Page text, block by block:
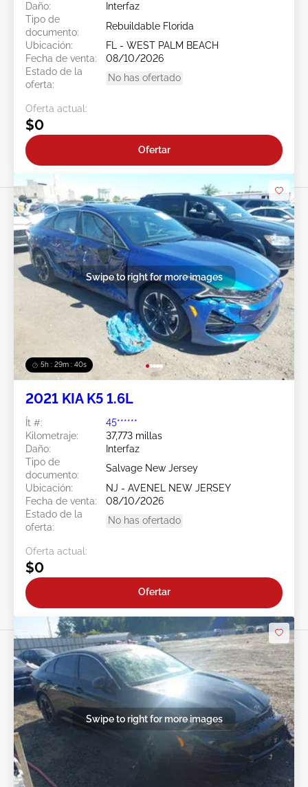
Daño:
Interfaz
Tipo de
documento:
Rebuildable Florida
Ubicación:
FL - WEST PALM BEACH
Fecha de venta:
08/10/2026
Estado de la
oferta:
No has ofertado
Oferta actual:
$0
Ofertar
5h : 29m : 37s
Swipe to right for more images
2021 KIA K5 1.6L
Ít #:
45******
Kilometraje:
37,773 millas
Daño:
Interfaz
Tipo de
documento:
Salvage New Jersey
Ubicación:
NJ - AVENEL NEW JERSEY
Fecha de venta:
08/10/2026
Estado de la
oferta:
No has ofertado
Oferta actual:
$0
Ofertar
Swipe to right for more images